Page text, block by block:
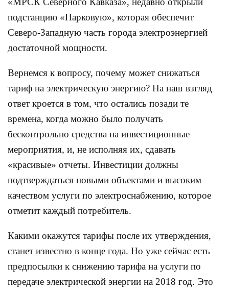
подстанцию «Парковую», которая обеспечит
Северо-Западную часть города электроэнергией
достаточной мощности.
Вернемся к вопросу, почему может снижаться
тариф на электрическую энергию? На наш взгляд
ответ кроется в том, что остались позади те
времена, когда можно было получать
бесконтрольно средства на инвестиционные
мероприятия, и, не исполняя их, сдавать
«красивые» отчеты. Инвестиции должны
подтверждаться новыми объектами и высоким
качеством услуги по электроснабжению, которое
отметит каждый потребитель.
Какими окажутся тарифы после их утверждения,
станет известно в конце года. Но уже сейчас есть
предпосылки к снижению тарифа на услуги по
передаче электрической энергии на 2018 год. Это